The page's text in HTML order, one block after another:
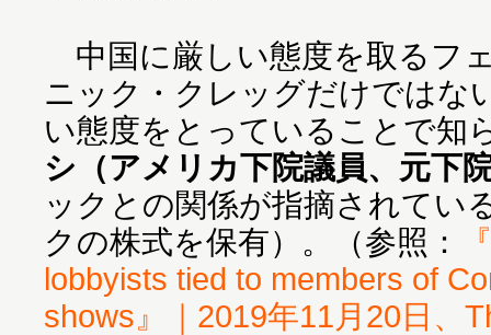
中国に厳しい態度を取るフ
ニック・クレッグだけではな
い態度をとっていることで知
シ（アメリカ下院議員、元下
ックとの関係が指摘されてい
クの株式を保有）。（参照：
lobbyists tied to members of
shows』｜2019年11月20日、